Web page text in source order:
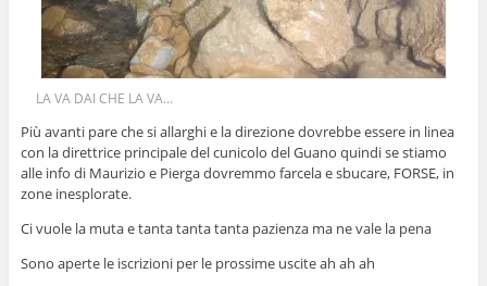
LA VA DAI CHE LA VA…
Più avanti pare che si allarghi e la direzione dovrebbe essere in linea
con la direttrice principale del cunicolo del Guano quindi se stiamo
alle info di Maurizio e Pierga dovremmo farcela e sbucare, FORSE, in
zone inesplorate.
Ci vuole la muta e tanta tanta tanta pazienza ma ne vale la pena
Sono aperte le iscrizioni per le prossime uscite ah ah ah